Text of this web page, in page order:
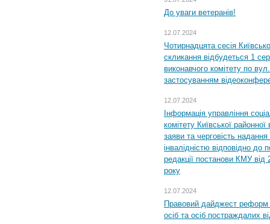
До уваги ветеранів!
12.07.2024
Чотирнадцята сесія
скликання відбудеться 1
виконавчого комітету по
застосуванням
12.07.2024
Інформація управління
комітету Київської
заяви та черговість надання
інвалідністю відповідно
редакції постанови КМУ
року
12.07.2024
Правовий дайджест реформ
осіб та осіб постраждалих